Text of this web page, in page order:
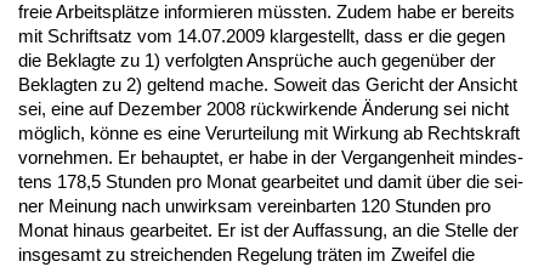
freie Ar­beitsplätze in­for­mie­ren müss­ten. Zu­dem ha­be er be­reits
mit Schrift­satz vom 14.07.2009 klar­ge­stellt, dass er die ge­gen
die Be­klag­te zu 1) ver­folg­ten Ansprüche auch ge­genüber der
Be­klag­ten zu 2) gel­tend ma­che. So­weit das Ge­richt der An­sicht
sei, ei­ne auf De­zem­ber 2008 rück­wir­ken­de Ände­rung sei nicht
möglich, könne es ei­ne Ver­ur­tei­lung mit Wir­kung ab Rechts­kraft
vor­neh­men. Er be­haup­tet, er ha­be in der Ver­gan­gen­heit min­des­
tens 178,5 St­un­den pro Mo­nat ge­ar­bei­tet und da­mit über die sei­
ner Mei­nung nach un­wirk­sam ver­ein­bar­ten 120 St­un­den pro
Mo­nat hin­aus ge­ar­bei­tet. Er ist der Auf­fas­sung, an die Stel­le der
ins­ge­samt zu strei­chen­den Re­ge­lung träten im Zwei­fel die